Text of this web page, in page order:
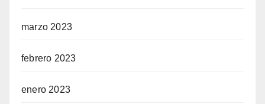
marzo 2023
febrero 2023
enero 2023